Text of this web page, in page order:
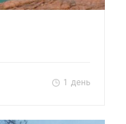
1 день